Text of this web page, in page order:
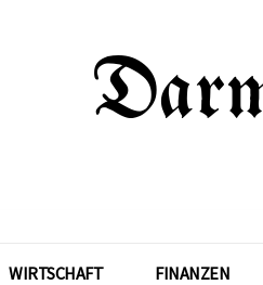
WIRTSCHAFT FINANZEN